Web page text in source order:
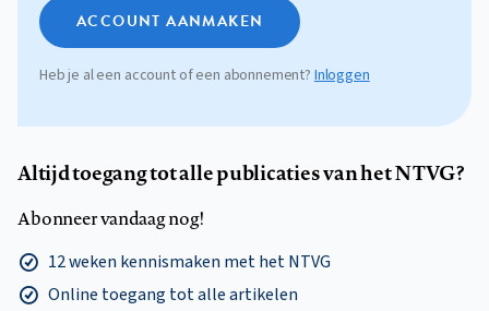
ACCOUNT AANMAKEN
Heb je al een account of een abonnement? Inloggen
Altijd toegang tot alle publicaties van het NTVG?
Abonneer vandaag nog!
12 weken kennismaken met het NTVG
Online toegang tot alle artikelen